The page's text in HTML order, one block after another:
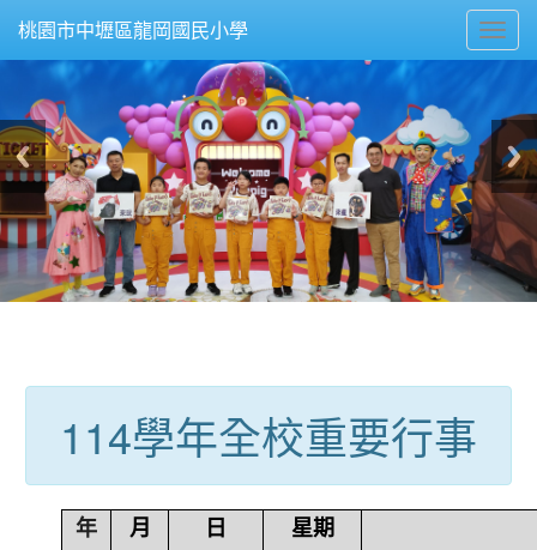
桃園市中壢區龍岡國民小學
114學年全校重要行事
年 月 日
星期